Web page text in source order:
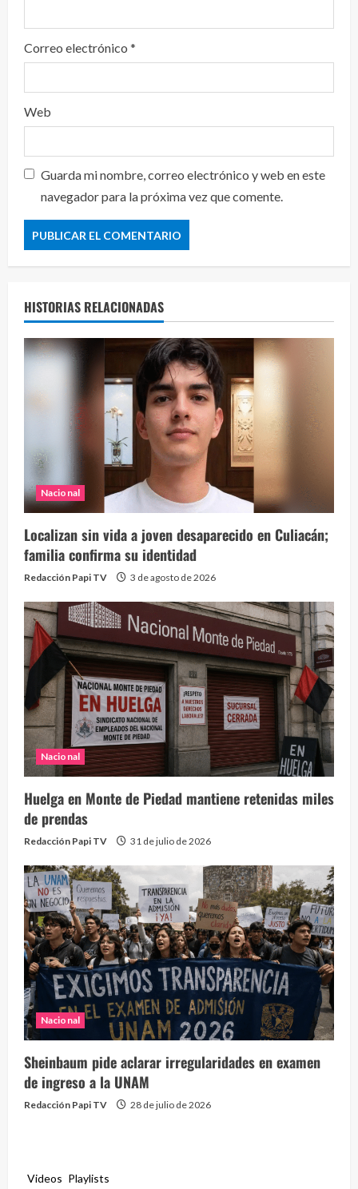
Correo electrónico *
Web
Guarda mi nombre, correo electrónico y web en este
navegador para la próxima vez que comente.
HISTORIAS RELACIONADAS
Nacional
Localizan sin vida a joven desaparecido en Culiacán;
familia confirma su identidad
Redacción Papi TV 3 de agosto de 2026
Nacional
Huelga en Monte de Piedad mantiene retenidas miles
de prendas
Redacción Papi TV 31 de julio de 2026
Nacional
Sheinbaum pide aclarar irregularidades en examen
de ingreso a la UNAM
Redacción Papi TV 28 de julio de 2026
Videos Playlists